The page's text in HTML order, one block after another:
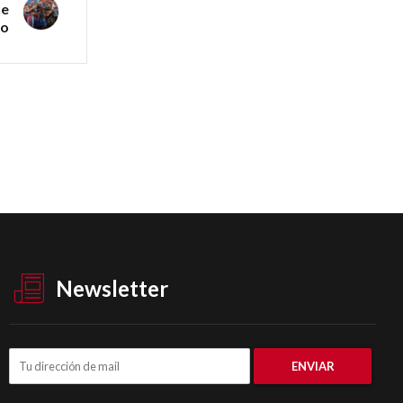
Newsletter